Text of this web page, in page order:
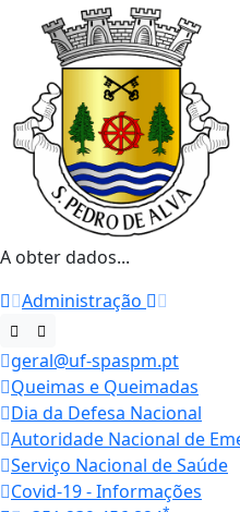
A obter dados...
Administração
geral@uf-spaspm.pt
Queimas e Queimadas
Dia da Defesa Nacional
Autoridade Nacional de
Serviço Nacional de Saúde
Covid-19 - Informações